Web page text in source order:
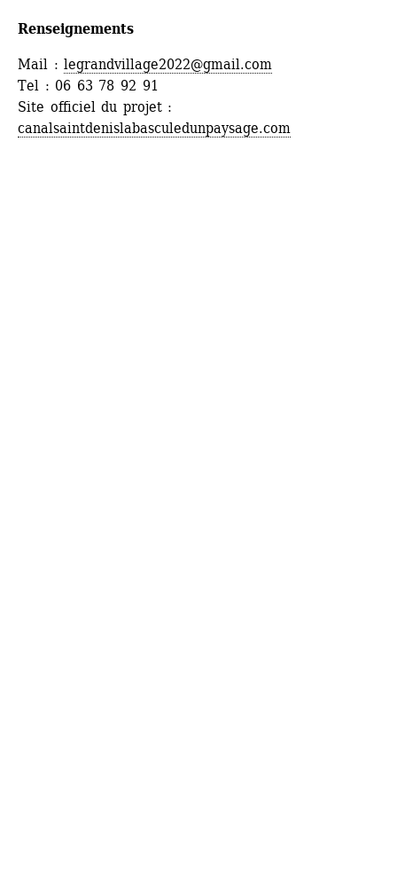
Renseignements
Mail : legrandvillage2022@gmail.com
Tel : 06 63 78 92 91
Site officiel du projet :
canalsaintdenislabasculedunpaysage.com